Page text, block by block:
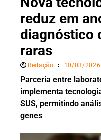
reduz em
diagnóstico
raras
Redação 10/03/2026
Parceria entre
implementa
SUS, permitindo
genes